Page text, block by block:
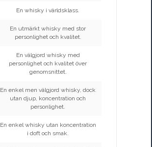
En whisky i världsklass.
En utmärkt whisky med stor
personlighet och kvalitet.
En välgjord whisky med
personlighet och kvalitet över
genomsnittet.
En enkel men välgjord whisky, dock
utan djup, koncentration och
personlighet.
En enkel whisky utan koncentration
i doft och smak.